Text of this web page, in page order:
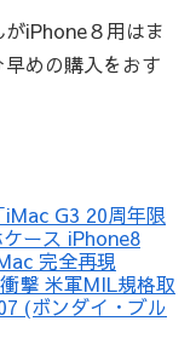
iPhone８用はま
めの購入をおす
iMac G3 20周年限
ース iPhone8
完全再現
撃 米軍MIL規格取
(ボンダイ・ブル